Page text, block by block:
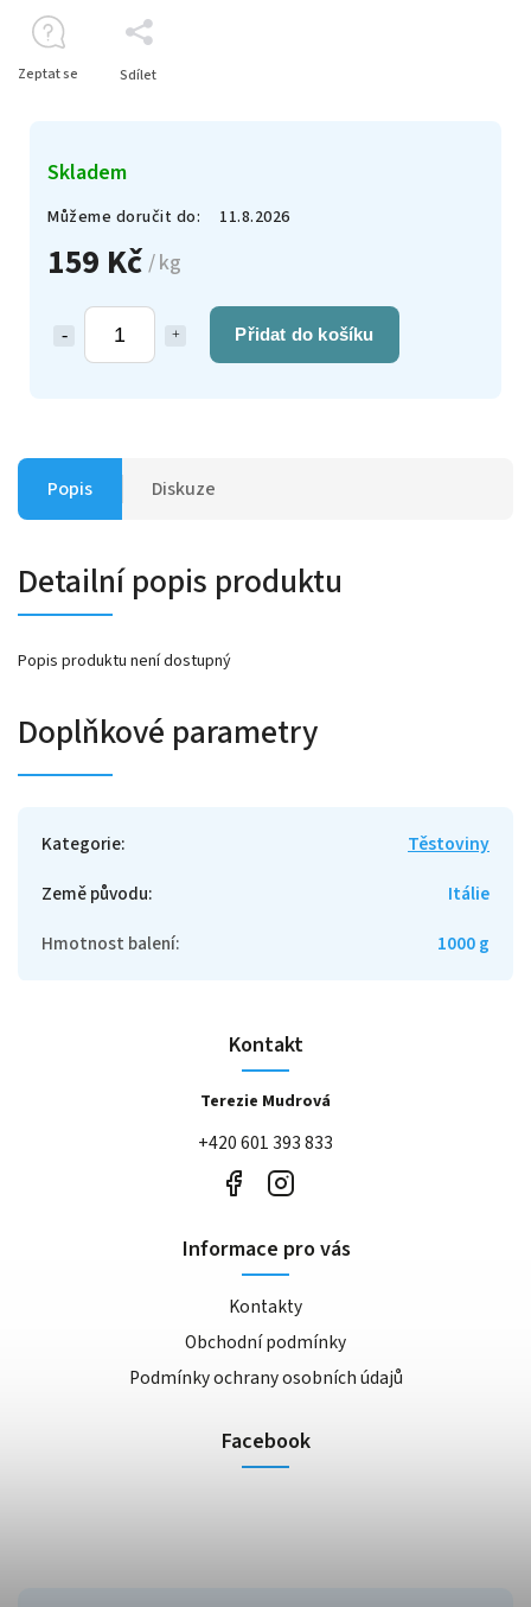
159 Kč / kg
Přidat do košíku
Skladem
Můžeme doručit do: 11.8.2026
Zeptat se Sdílet
Popis Diskuze
Detailní popis produktu
Popis produktu není dostupný
Doplňkové parametry
Kategorie:
Těstoviny
Země původu:
Itálie
Hmotnost balení: 1000 g
Kontakt
Terezie Mudrová
+420 601 393 833
Informace pro vás
Kontakty
Obchodní podmínky
Podmínky ochrany osobních údajů
Facebook